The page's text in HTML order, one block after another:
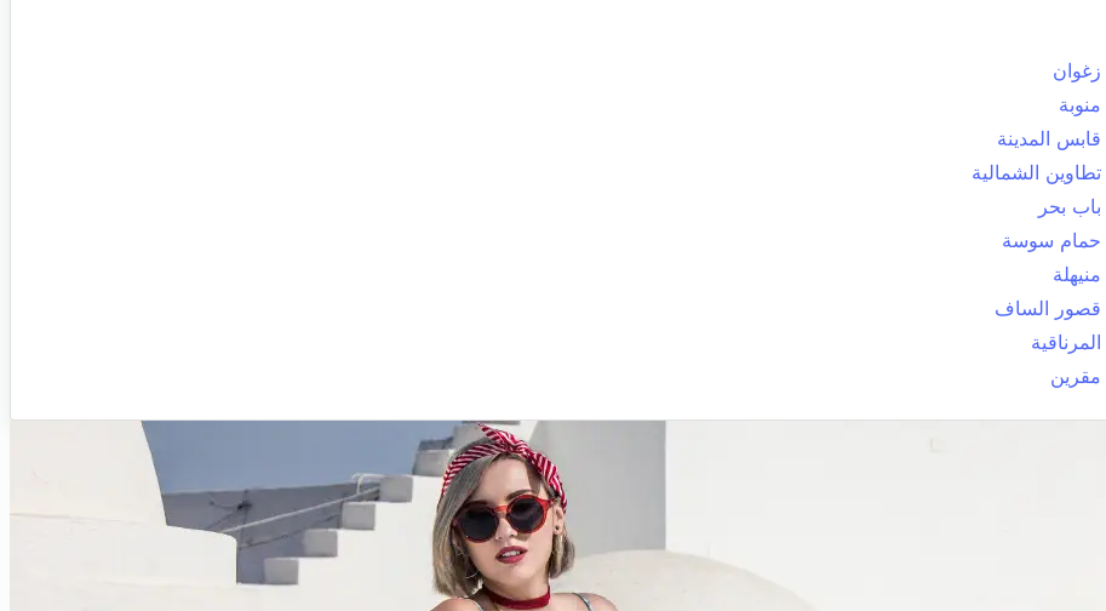
زغوان
منوبة
قابس المدينة
تطاوين الشمالية
باب بحر
حمام سوسة
منيهلة
قصور الساف
المرناقية
مقرين